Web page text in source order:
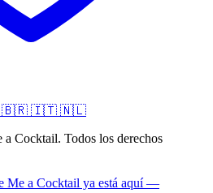
🇧🇷 🇮🇹 🇳🇱
Cocktail. Todos los derechos
Me a Cocktail ya está aquí —